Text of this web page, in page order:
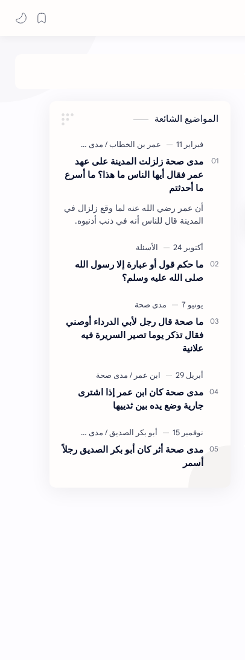
المواضيع الشائعة
مدى صحة زلزلت المدينة على عهد
عمر فقال أيها الناس ما هذا؟ ما أسرع
ما أحدثتم
أن عمر رضي الله عنه لما وقع زلزال في
المدينة قال للناس أنه في ذنب أذنبوه.
معناه أخرجه ابن أبي الدنيا في العقوبات
(ص3…
ما حكم قول أو عبارة إلا رسول الله
صلى الله عليه وسلم؟
ما صحة قال رجل لأبي الدرداء أوصني
فقال تذكر يوما تصير السريرة فيه
علانية
مدى صحة كان ابن عمر إذا اشترى
جارية وضع يده بين ثدييها
مدى صحة أثر كان أبو بكر الصديق رجلاً
أسمر